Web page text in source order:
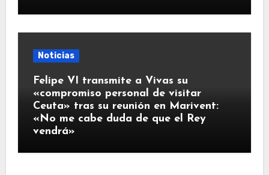
Noticias
Felipe VI transmite a Vivas su
«compromiso personal de visitar
Ceuta» tras su reunión en Marivent:
«No me cabe duda de que el Rey
vendrá»